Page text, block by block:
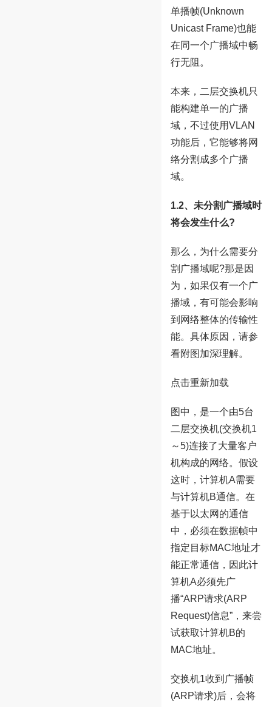
单播帧(Unknown
Unicast Frame)也能
在同一个广播域中畅
行无阻。
本来，二层交换机只
能构建单一的广播
域，不过使用VLAN
功能后，它能够将网
络分割成多个广播
域。
1.2、未分割广播域时
将会发生什么?
那么，为什么需要分
割广播域呢?那是因
为，如果仅有一个广
播域，有可能会影响
到网络整体的传输性
能。具体原因，请参
看附图加深理解。
点击重新加载
图中，是一个由5台
二层交换机(交换机1
～5)连接了大量客户
机构成的网络。假设
这时，计算机A需要
与计算机B通信。在
基于以太网的通信
中，必须在数据帧中
指定目标MAC地址才
能正常通信，因此计
算机A必须先广
播“ARP请求(ARP
Request)信息”，来尝
试获取计算机B的
MAC地址。
交换机1收到广播帧
(ARP请求)后，会将